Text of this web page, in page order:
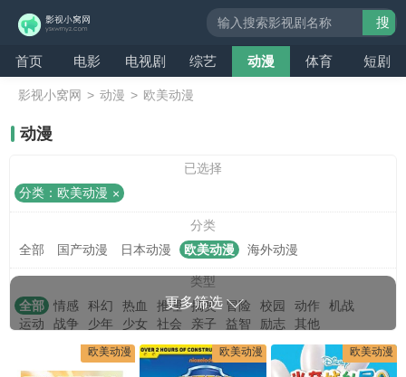
首页 电影 电视剧 综艺 动漫 体育 短剧
搜
影视小窝网 > 动漫 > 欧美动漫
动漫
已选择
分类：欧美动漫
分类
全部
国产动漫 日本动漫 欧美动漫 海外动漫
类型
全部
情感 科幻 热血 推理 搞笑 冒险 校园 动作
机战
运动
战争 少年 少女 社会 亲子 益智 励志 其他
地区
更多筛选
欧美动漫 欧美动漫 欧美动漫